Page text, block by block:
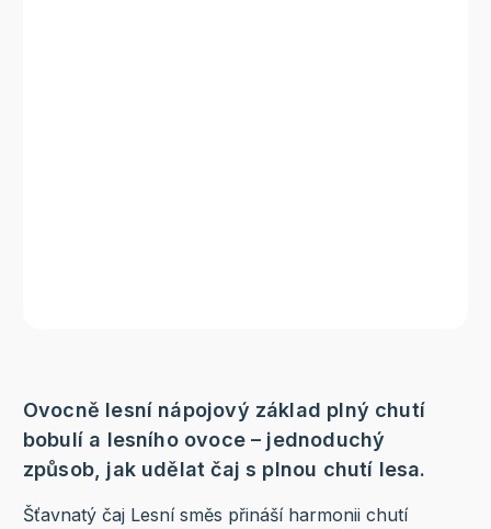
Ovocně lesní nápojový základ plný chutí
bobulí a lesního ovoce – jednoduchý
způsob, jak udělat čaj s plnou chutí lesa.
Šťavnatý čaj Lesní směs přináší harmonii chutí